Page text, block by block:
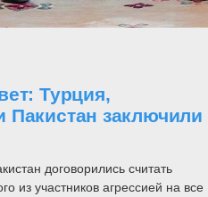
Турция,
Пакистан заключили
договорились считать
из участников агрессией на все